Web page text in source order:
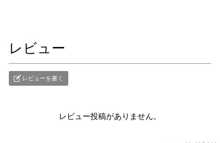
レビュー
レビューを書く
レビュー投稿がありません。